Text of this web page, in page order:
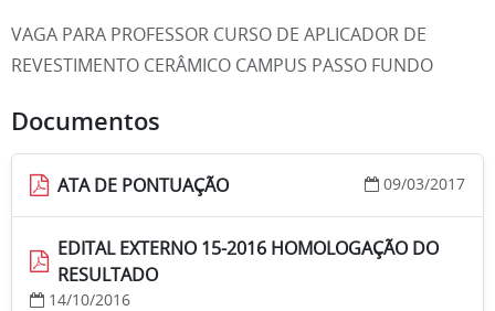
VAGA PARA PROFESSOR CURSO DE APLICADOR DE
REVESTIMENTO CERÂMICO CAMPUS PASSO FUNDO
Documentos
ATA DE PONTUAÇÃO 09/03/2017
EDITAL EXTERNO 15-2016 HOMOLOGAÇÃO DO
RESULTADO
14/10/2016